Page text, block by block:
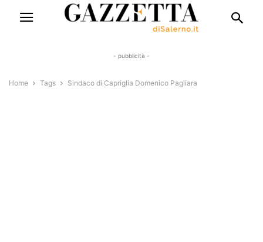
- pubblicità -
Home Tags Sindaco di Capriglia Domenico Pagliara